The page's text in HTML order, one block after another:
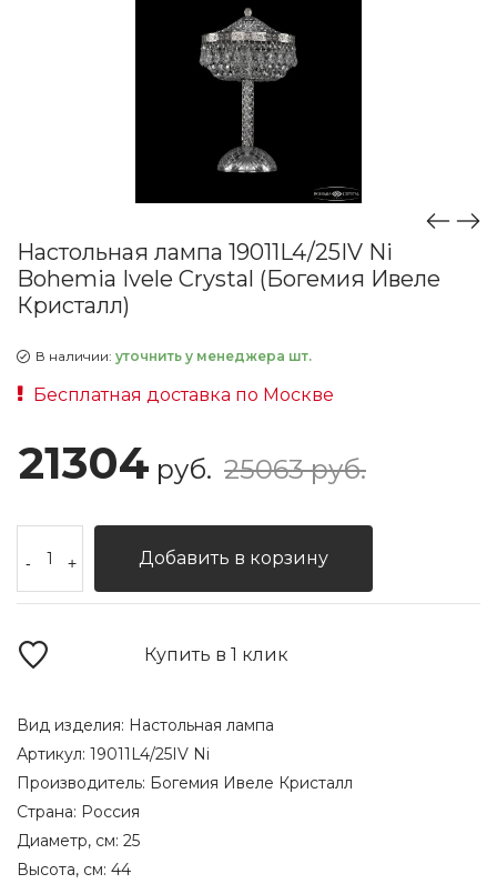
Настольная лампа 19011L4/25IV Ni
Bohemia Ivele Crystal (Богемия Ивеле
Кристалл)
В наличии: уточнить у менеджера шт.
Бесплатная доставка по Москве
21304 руб. 25063 руб.
- + Добавить в корзину
Купить в 1 клик
Вид изделия: Настольная лампа
Артикул: 19011L4/25IV Ni
Производитель: Богемия Ивеле Кристалл
Страна: Россия
Диаметр, см: 25
Высота, см: 44